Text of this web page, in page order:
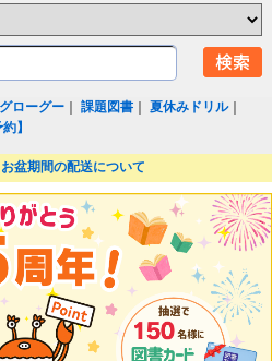
グローグー ｜課題図書 ｜夏休みドリル｜
】
お盆期間の配送について